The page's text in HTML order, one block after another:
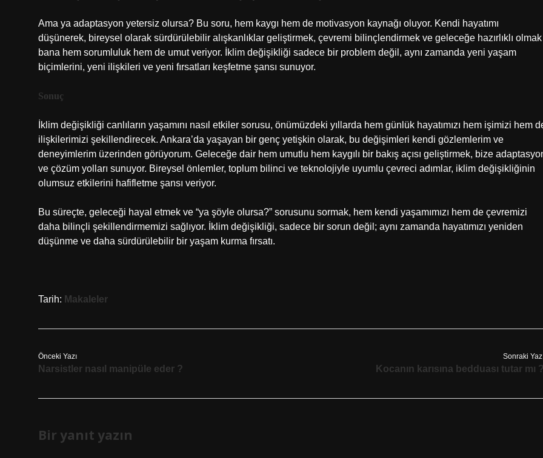
Ama ya adaptasyon yetersiz olursa? Bu soru, hem kaygı hem de motivasyon kaynağı oluyor. Kendi hayatımı
düşünerek, bireysel olarak sürdürülebilir alışkanlıklar geliştirmek, çevremi bilinçlendirmek ve geleceğe hazırlıklı olmak
bana hem sorumluluk hem de umut veriyor. İklim değişikliği sadece bir problem değil, aynı zamanda yeni yaşam
biçimlerini, yeni ilişkileri ve yeni fırsatları keşfetme şansı sunuyor.
Sonuç
İklim değişikliği canlıların yaşamını nasıl etkiler sorusu, önümüzdeki yıllarda hem günlük hayatımızı hem işimizi hem
ilişkilerimizi şekillendirecek. Ankara’da yaşayan bir genç yetişkin olarak, bu değişimleri kendi gözlemlerim ve
deneyimlerim üzerinden görüyorum. Geleceğe dair hem umutlu hem kaygılı bir bakış açısı geliştirmek, bize
ve çözüm yolları sunuyor. Bireysel önlemler, toplum bilinci ve teknolojiyle uyumlu çevreci adımlar, iklim değişikliğinin
olumsuz etkilerini hafifletme şansı veriyor.
Bu süreçte, geleceği hayal etmek ve “ya şöyle olursa?” sorusunu sormak, hem kendi yaşamımızı hem de çevremizi
daha bilinçli şekillendirmemizi sağlıyor. İklim değişikliği, sadece bir sorun değil; aynı zamanda hayatımızı yeniden
düşünme ve daha sürdürülebilir bir yaşam kurma fırsatı.
Tarih: Makaleler
Önceki Yazı
Narsistler nasıl manipüle eder ?
Sonraki
Kocanın karısına bedduası tutar mı
Bir yanıt yazın